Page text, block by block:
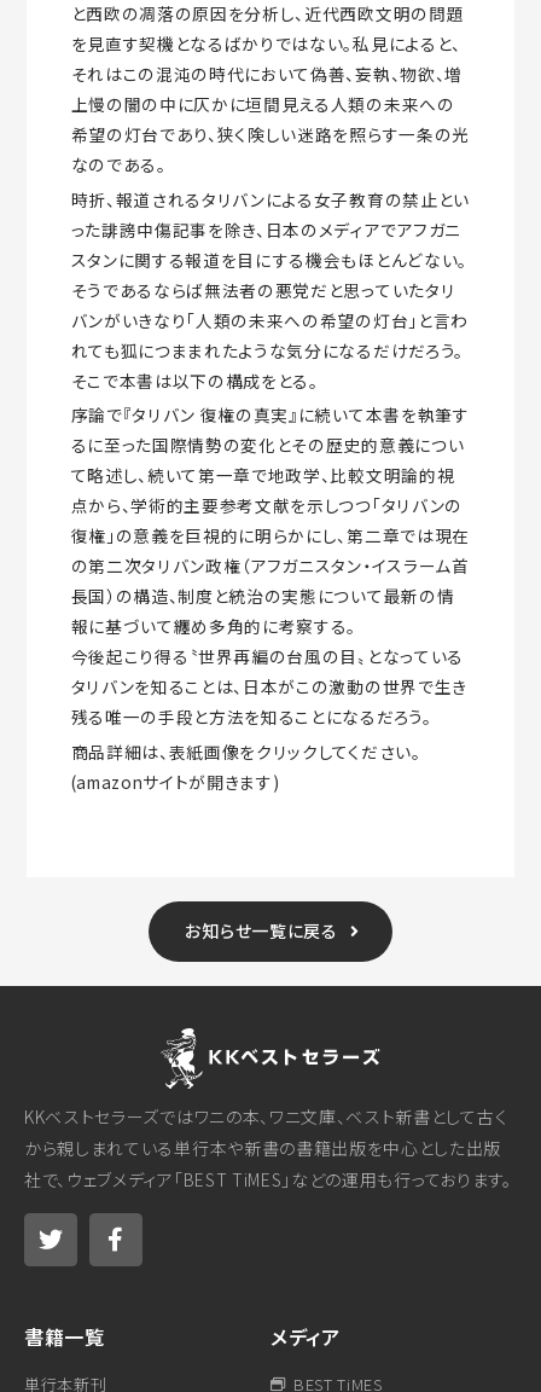
と西欧の凋落の原因を分析し、近代西欧文明の問題
を見直す契機となるばかりではない。私見によると、
それはこの混沌の時代において偽善、妄執、物欲、増
上慢の闇の中に仄かに垣間見える人類の未来への
希望の灯台であり、狭く険しい迷路を照らす一条の光
なのである。
時折、報道されるタリバンによる女子教育の禁止とい
った誹謗中傷記事を除き、日本のメディアでアフガニ
スタンに関する報道を目にする機会もほとんどない。
そうであるならば無法者の悪党だと思っていたタリ
バンがいきなり「人類の未来への希望の灯台」と言わ
れても狐につままれたような気分になるだけだろう。
そこで本書は以下の構成をとる。
序論で『タリバン 復権の真実』に続いて本書を執筆す
るに至った国際情勢の変化とその歴史的意義につい
て略述し、続いて第一章で地政学、比較文明論的視
点から、学術的主要参考文献を示しつつ「タリバンの
復権」の意義を巨視的に明らかにし、第二章では現在
の第二次タリバン政権（アフガニスタン・イスラーム首
長国）の構造、制度と統治の実態について最新の情
報に基づいて纏め多角的に考察する。
今後起こり得る〝世界再編の台風の目〟となっている
タリバンを知ることは、日本がこの激動の世界で生き
残る唯一の手段と方法を知ることになるだろう。
商品詳細は、表紙画像をクリックしてください。
(amazonサイトが開きます)
お知らせ一覧に戻る
KKベストセラーズではワニの本、ワニ文庫、ベスト新書として古く
から親しまれている単行本や新書の書籍出版を中心とした出版
社で、ウェブメディア「BEST TiMES」などの運用も行っております。
書籍一覧
単行本新刊
メディア
BEST TiMES